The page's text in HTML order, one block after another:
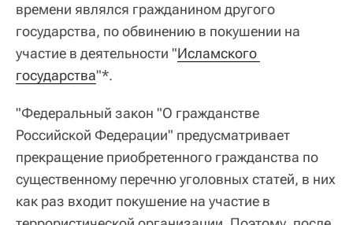
времени являлся гражданином другого
государства, по обвинению в покушении на
участие в деятельности "Исламского
государства"*.
"Федеральный закон "О гражданстве
Российской Федерации" предусматривает
прекращение приобретенного гражданства по
существенному перечню уголовных статей, в них
как раз входит покушение на участие в